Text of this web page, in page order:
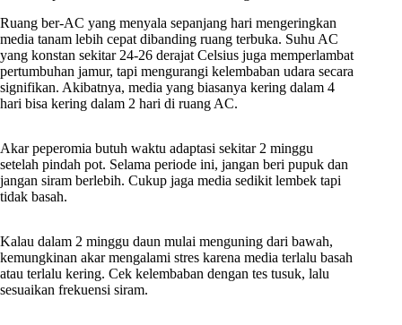
Ruang ber-AC yang menyala sepanjang hari mengeringkan
media tanam lebih cepat dibanding ruang terbuka. Suhu AC
yang konstan sekitar 24-26 derajat Celsius juga memperlambat
pertumbuhan jamur, tapi mengurangi kelembaban udara secara
signifikan. Akibatnya, media yang biasanya kering dalam 4
hari bisa kering dalam 2 hari di ruang AC.
Akar peperomia butuh waktu adaptasi sekitar 2 minggu
setelah pindah pot. Selama periode ini, jangan beri pupuk dan
jangan siram berlebih. Cukup jaga media sedikit lembek tapi
tidak basah.
Kalau dalam 2 minggu daun mulai menguning dari bawah,
kemungkinan akar mengalami stres karena media terlalu basah
atau terlalu kering. Cek kelembaban dengan tes tusuk, lalu
sesuaikan frekuensi siram.